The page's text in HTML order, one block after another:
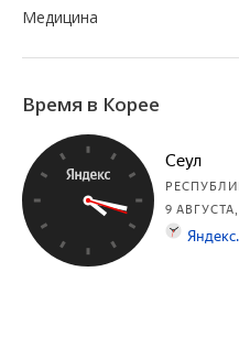
Медицина
Время в Корее